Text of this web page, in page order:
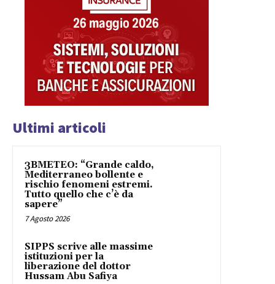
Ultimi articoli
3BMETEO: “Grande caldo,
Mediterraneo bollente e
rischio fenomeni estremi.
Tutto quello che c’è da
sapere”
7 Agosto 2026
SIPPS scrive alle massime
istituzioni per la
liberazione del dottor
Hussam Abu Safiya